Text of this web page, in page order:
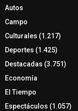
Autos
Campo
Culturales (1.217)
Deportes (1.425)
Destacadas (3.751)
Economía
El Tiempo
Espectáculos (1.057)